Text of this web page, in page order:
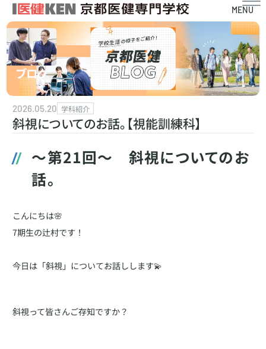
MENU
ブログ
2026.05.20 学科紹介
斜視についてのお話。【視能訓練科】
～第21回～ 斜視についてのお
話。
こんにちは🌸
7期生の辻村です！
今日は「斜視」についてお話しします💫
斜視って皆さんご存知ですか？